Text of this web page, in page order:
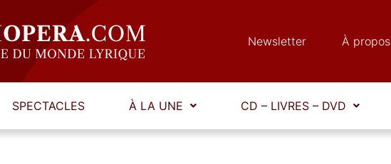
Newsletter À propos
SPECTACLES À LA UNE CD – LIVRES – DVD